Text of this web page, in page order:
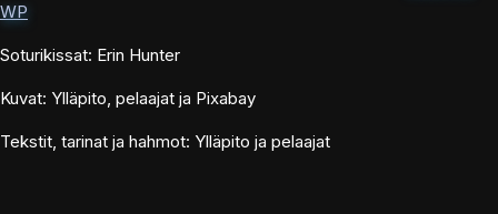
WP
Soturikissat: Erin Hunter
Kuvat: Ylläpito, pelaajat ja Pixabay
Tekstit, tarinat ja hahmot: Ylläpito ja pelaajat